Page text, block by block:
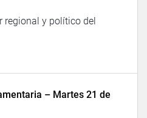
regional y político del
– Martes 21 de